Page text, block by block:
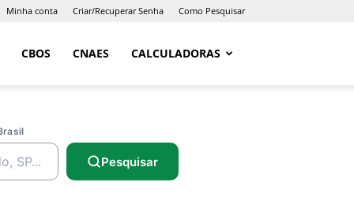
Minha conta Criar/Recuperar Senha Como Pesquisar
CBOS CNAES CALCULADORAS
Pesquisar